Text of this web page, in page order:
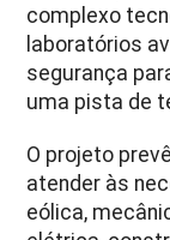
complexo
laboratórios
segurança
uma pista de
O projeto
atender às
eólica,